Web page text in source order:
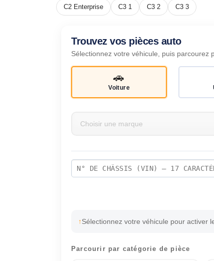
C2 Enterprise C3 1 C3 2 C3 3
Trouvez vos pièces auto
Sélectionnez votre véhicule, puis parcourez
🚗
Voiture
Sélectionnez votre véhicule pour activer
Parcourir par catégorie de pièce